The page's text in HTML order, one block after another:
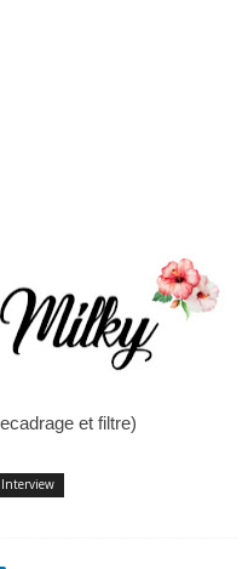
et filtre)
Interview